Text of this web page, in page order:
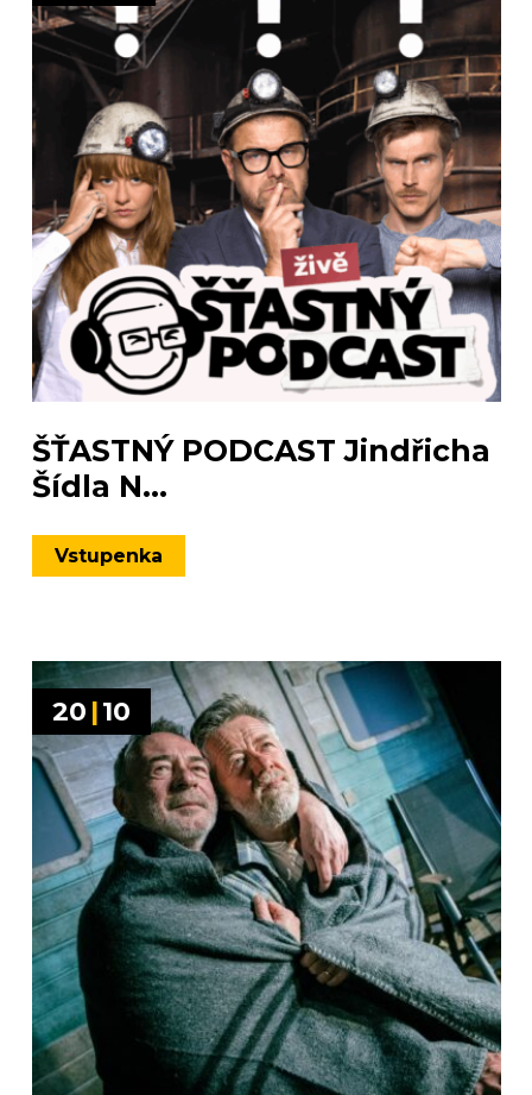
ŠŤASTNÝ PODCAST Jindřicha
Šídla N...
Vstupenka
20 |10